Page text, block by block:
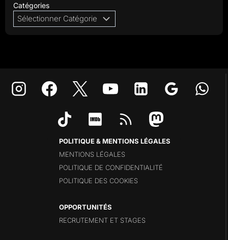
Catégories
POLITIQUE & MENTIONS LÉGALES
MENTIONS LÉGALES
POLITIQUE DE CONFIDENTIALITÉ
POLITIQUE DES COOKIES
OPPORTUNITÉS
RECRUTEMENT ET STAGES